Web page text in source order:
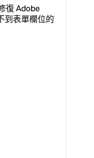
復 Adobe
到表單欄位的